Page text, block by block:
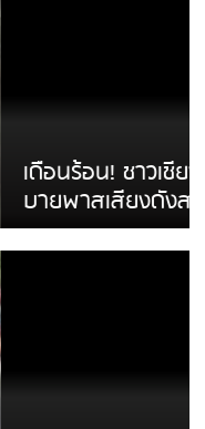
Isuzu สีขาวซิ่ง
ำคาญ